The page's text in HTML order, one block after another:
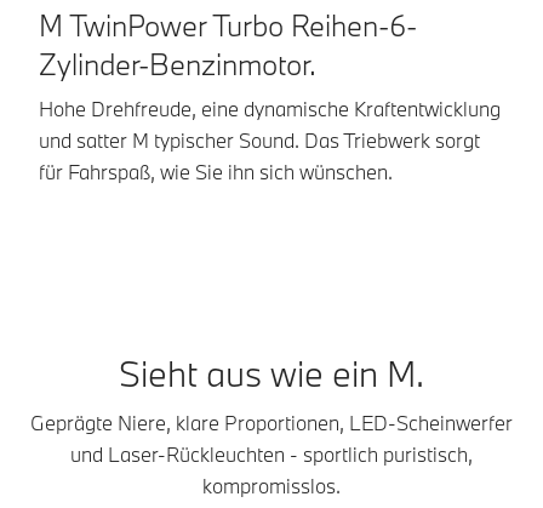
M TwinPower Turbo Reihen-6-
Zylinder-Benzinmotor.
Hohe Drehfreude, eine dynamische Kraftentwicklung
und satter M typischer Sound. Das Triebwerk sorgt
für Fahrspaß, wie Sie ihn sich wünschen.
Sieht aus wie ein M.
Geprägte Niere, klare Proportionen, LED-Scheinwerfer
und Laser-Rückleuchten - sportlich puristisch,
kompromisslos.